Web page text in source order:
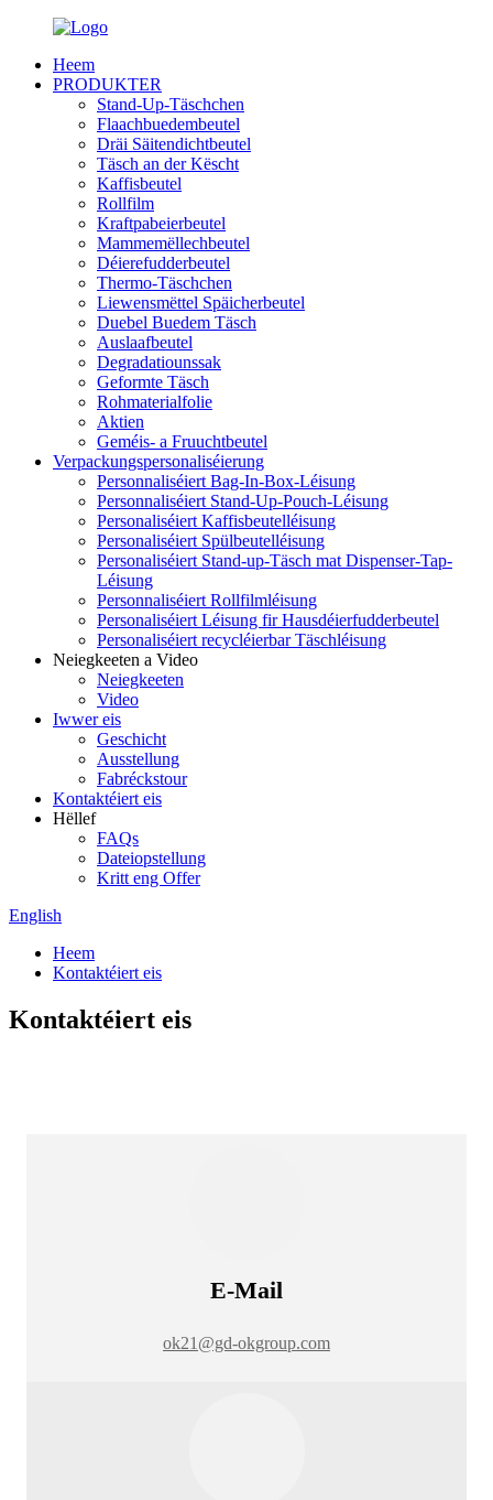
Heem
PRODUKTER
Stand-Up-Täschchen
Flaachbuedembeutel
Dräi Säitendichtbeutel
Täsch an der Këscht
Kaffisbeutel
Rollfilm
Kraftpabeierbeutel
Mammemëllechbeutel
Déierefudderbeutel
Thermo-Täschchen
Liewensmëttel Späicherbeutel
Duebel Buedem Täsch
Auslaafbeutel
Degradatiounssak
Geformte Täsch
Rohmaterialfolie
Aktien
Geméis- a Fruuchtbeutel
Verpackungspersonaliséierung
Personnaliséiert Bag-In-Box-Léisung
Personnaliséiert Stand-Up-Pouch-Léisung
Personaliséiert Kaffisbeutelléisung
Personaliséiert Spülbeutelléisung
Personaliséiert Stand-up-Täsch mat Dispenser-Tap-
Léisung
Personnaliséiert Rollfilmléisung
Personaliséiert Léisung fir Hausdéierfudderbeutel
Personaliséiert recycléierbar Täschléisung
Neiegkeeten a Video
Neiegkeeten
Video
Iwwer eis
Geschicht
Ausstellung
Fabréckstour
Kontaktéiert eis
Hëllef
FAQs
Dateiopstellung
Kritt eng Offer
English
Heem
Kontaktéiert eis
Kontaktéiert eis
E-Mail
ok21@gd-okgroup.com